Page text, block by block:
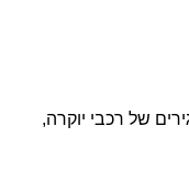
של רכבי יוקרה,